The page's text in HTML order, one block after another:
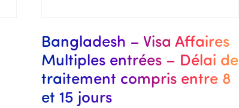
Bangladesh – Visa Affaires
Multiples entrées – Délai de
traitement compris entre 8
et 15 jours